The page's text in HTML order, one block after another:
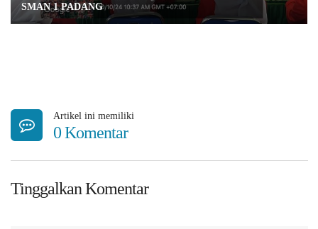
SMAN 1 PADANG
Artikel ini memiliki
0 Komentar
Tinggalkan Komentar